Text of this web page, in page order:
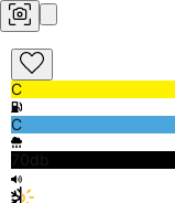
C
C
70db